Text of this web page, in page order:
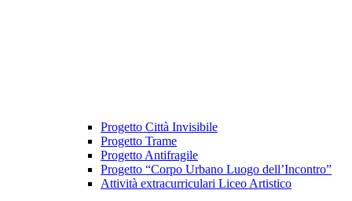
Progetto Città Invisibile
Progetto Trame
Progetto Antifragile
Progetto “Corpo Urbano Luogo dell’Incontro”
Attività extracurriculari Liceo Artistico